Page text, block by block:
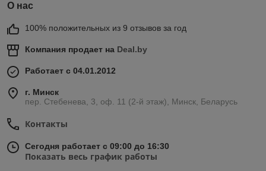
О нас
100% положительных из 9 отзывов за год
Компания продает на Deal.by
Работает с 04.01.2012
г. Минск
пер. Стебенева, 3, оф. 11 (2-й этаж), Минск, Беларусь
Контакты
Сегодня работает с 09:00 до 16:30
Показать весь график работы